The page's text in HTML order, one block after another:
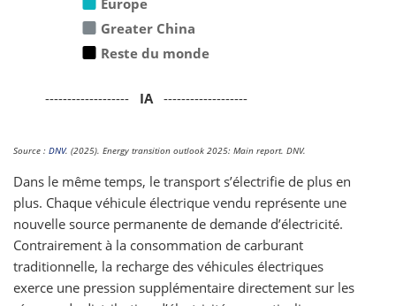
Europe
Greater China
Reste du monde
------------------- IA -------------------
Source : DNV. (2025). Energy transition outlook 2025: Main report. DNV.
Dans le même temps, le transport s’électrifie de plus en
plus. Chaque véhicule électrique vendu représente une
nouvelle source permanente de demande d’électricité.
Contrairement à la consommation de carburant
traditionnelle, la recharge des véhicules électriques
exerce une pression supplémentaire directement sur les